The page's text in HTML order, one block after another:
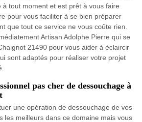
à tout moment et est prêt à vous faire
pour vous faciliter à se bien préparer
que tout ce service ne vous coûte rien.
Artisan Adolphe Pierre qui se
21490 pour vous aider à éclaircir
sont adaptés pour réaliser votre projet
pas cher de dessouchage à
une opération de dessouchage de vos
les meilleurs dans ce domaine mais vous